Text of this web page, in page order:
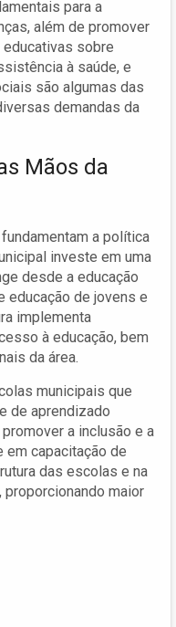
para a
além de promover
educativas sobre
à saúde, e
são algumas das
demandas da
Mãos da
a política
investe em uma
desde a educação
educação de jovens e
implementa
à educação, bem
da área.
municipais que
de aprendizado
a inclusão e a
em capacitação de
das escolas e na
maior